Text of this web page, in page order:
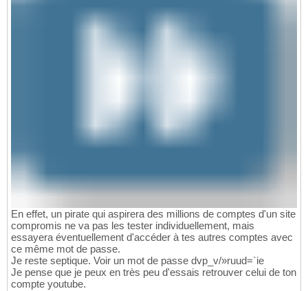
En effet, un pirate qui aspirera des millions de comptes d'un site
compromis ne va pas les tester individuellement, mais
essayera éventuellement d'accéder à tes autres comptes avec
ce même mot de passe.
Je reste septique. Voir un mot de passe dvp_v/»ruud=`ie
Je pense que je peux en très peu d'essais retrouver celui de ton
compte youtube.